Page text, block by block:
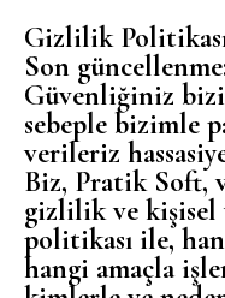
Gizlilik
Son
Güvenliğiniz
sebeple bizimle
verileriz
Biz, Pratik Soft,
gizlilik ve kişisel
politikası ile,
hangi amaçla